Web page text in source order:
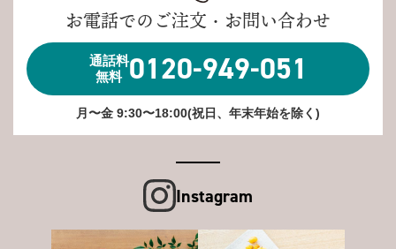
お電話でのご注文・お問い合わせ
通話料
無料 0120-949-051
月〜金 9:30〜18:00(祝日、年末年始を除く)
Instagram